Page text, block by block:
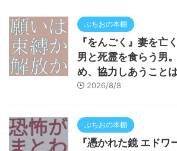
ぶちおの本棚
『をんごく』妻を亡
男と死霊を食らう男
め、協力しあうことは
2026/8/8
ぶちおの本棚
『憑かれた鏡 エド